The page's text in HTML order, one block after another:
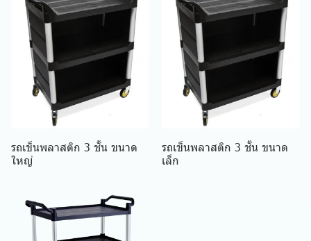
รถเข็นพลาสติก 3 ชั้น ขนาด
ใหญ่
รถเข็นพลาสติก 3 ชั้น ขนาด
เล็ก